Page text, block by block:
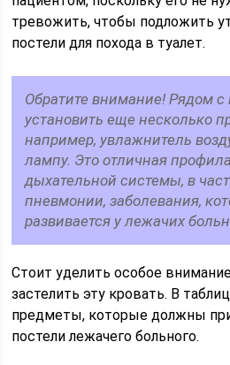
тревожить, чтобы подложить
постели для похода в туалет.
Обратите внимание! Рядом с
установить еще несколько
например, увлажнитель
лампу. Это отличная
дыхательной системы, в
пневмонии, заболевания,
развивается у лежачих
Стоит уделить особое
застелить эту кровать. В
предметы, которые должны
постели лежачего больного.